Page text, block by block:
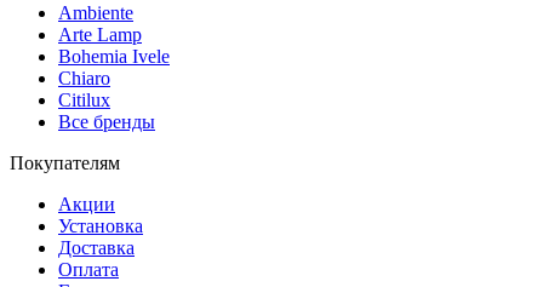
Ambiente
Arte Lamp
Bohemia Ivele
Chiaro
Citilux
Все бренды
Покупателям
Акции
Установка
Доставка
Оплата